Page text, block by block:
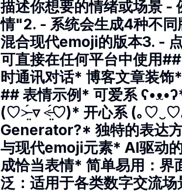
描述你想要的情绪或场景
情"2. - 系统会生成4种不
混合现代emoji的版本3. -
可直接在任何平台中使用
时通讯对话* 博客文章装
## 表情示例* 可爱系
(♡˃̶̤́ ▿ ˂̶̤́♡)* 开心系 (｡♡‿♡
Generator?* 独特的表达
与现代emoji元素* AI驱动
成恰当表情* 简单易用：界
泛：适用于各类数字交流